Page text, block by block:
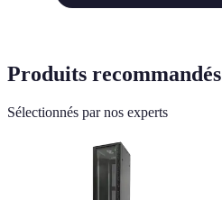
Produits recommandés
Sélectionnés par nos experts